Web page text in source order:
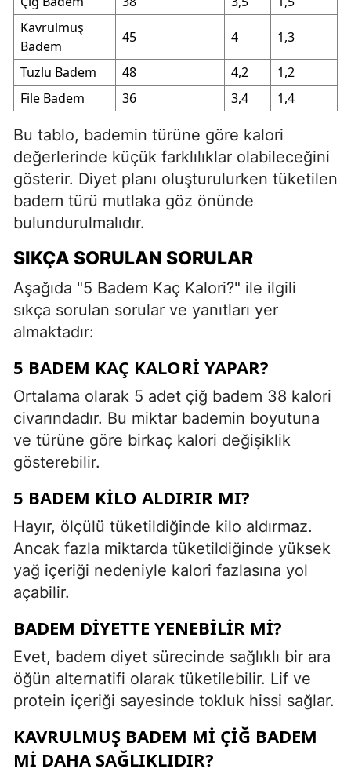
Kavrulmuş
Badem
45 4 1,3
Tuzlu Badem 48 4,2
1,2
File Badem
36 3,4 1,4
Bu tablo, bademin türüne göre kalori
değerlerinde küçük farklılıklar olabileceğini
gösterir. Diyet planı oluşturulurken tüketilen
badem türü mutlaka göz önünde
bulundurulmalıdır.
SIKÇA SORULAN SORULAR
Aşağıda "5 Badem Kaç Kalori?" ile ilgili
sıkça sorulan sorular ve yanıtları yer
almaktadır:
5 BADEM KAÇ KALORI YAPAR?
Ortalama olarak 5 adet çiğ badem 38 kalori
civarındadır. Bu miktar bademin boyutuna
ve türüne göre birkaç kalori değişiklik
gösterebilir.
5 BADEM KILO ALDIRIR MI?
Hayır, ölçülü tüketildiğinde kilo aldırmaz.
Ancak fazla miktarda tüketildiğinde yüksek
yağ içeriği nedeniyle kalori fazlasına yol
açabilir.
BADEM DIYETTE YENEBILIR MI?
Evet, badem diyet sürecinde sağlıklı bir ara
öğün alternatifi olarak tüketilebilir. Lif ve
protein içeriği sayesinde tokluk hissi sağlar.
KAVRULMUŞ BADEM MI ÇIĞ BADEM
MI DAHA SAĞLIKLIDIR?